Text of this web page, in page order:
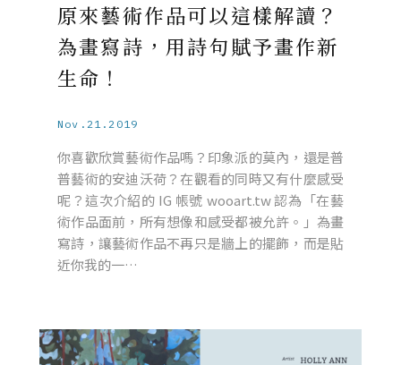
原來藝術作品可以這樣解讀？
為畫寫詩，用詩句賦予畫作新
生命！
Nov.21.2019
你喜歡欣賞藝術作品嗎？印象派的莫內，還是普
普藝術的安迪沃荷？在觀看的同時又有什麼感受
呢？這次介紹的 IG 帳號 wooart.tw 認為「在藝
術作品面前，所有想像和感受都被允許。」為畫
寫詩，讓藝術作品不再只是牆上的擺飾，而是貼
近你我的一…